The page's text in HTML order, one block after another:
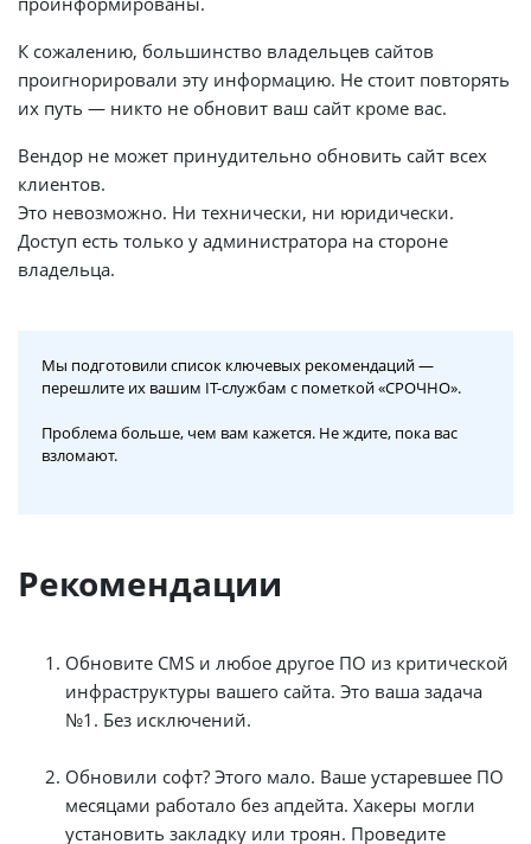
К сожалению, большинство владельцев сайтов
проигнорировали эту информацию. Не стоит повторять
их путь — никто не обновит ваш сайт кроме вас.
Вендор не может принудительно обновить сайт всех
клиентов.
Это невозможно. Ни технически, ни юридически.
Доступ есть только у администратора на стороне
владельца.
Мы подготовили список ключевых рекомендаций —
перешлите их вашим IT-службам с пометкой «СРОЧНО».
Проблема больше, чем вам кажется. Не ждите, пока вас
взломают.
Рекомендации
Обновите CMS и любое другое ПО из критической
инфраструктуры вашего сайта. Это ваша задача
№1. Без исключений.
Обновили софт? Этого мало. Ваше устаревшее ПО
месяцами работало без апдейта. Хакеры могли
установить закладку или троян. Проведите